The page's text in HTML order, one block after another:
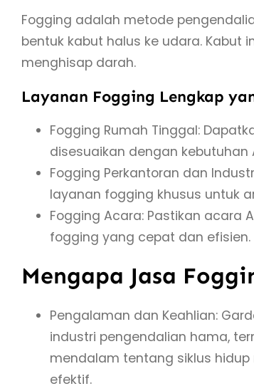
Fogging adalah metode
bentuk kabut halus ke udara. Kabut
menghisap darah.
Layanan Fogging Lengkap
Fogging Rumah Tinggal:
disesuaikan dengan kebutuhan
Fogging Perkantoran dan
layanan fogging khusus untuk
Fogging Acara: Pastikan acara
fogging yang cepat dan efisien.
Mengapa Jasa
Pengalaman dan Keahlian:
industri pengendalian hama,
mendalam tentang siklus
efektif.